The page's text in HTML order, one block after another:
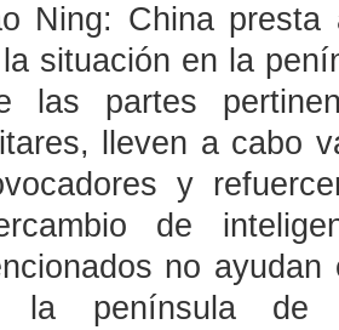
Ning: China
situación en la
las partes
lleven a cabo
y
de
no
la península de